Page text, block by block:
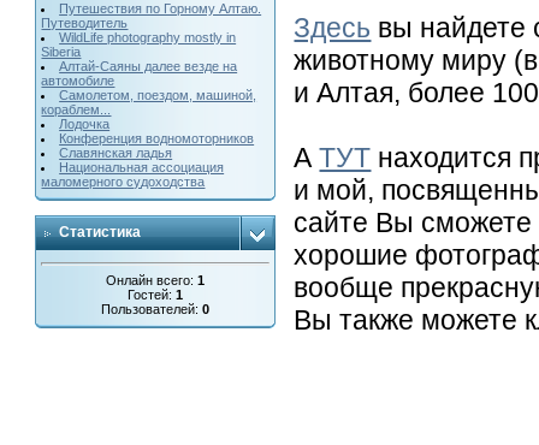
Путешествия по Горному Алтаю.
Путеводитель
WildLife photography mostly in
Siberia
Алтай-Саяны далее везде на
автомобиле
Cамолетом, поездом, машиной,
кораблем...
Лодочка
Конференция водномоторников
Славянская ладья
Национальная ассоциация
маломерного судоходства
Статистика
Онлайн всего:1
Гостей:1
Пользователей:0
Здесь вы найдете
животному миру
и Алтая, более
АТУТ находится
и мой,
сайте Вы
хорошие
вообще
Вы также можете